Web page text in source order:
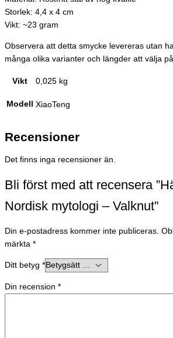
Storlek: 4,4 x 4 cm
Vikt: ~23 gram
Observera att detta smycke levereras utan
många olika varianter och längder att välja
Vikt 0,025 kg
Modell XiaoTeng
Recensioner
Det finns inga recensioner än.
Bli först med att recensera
Nordisk mytologi – Valknut”
Din e-postadress kommer inte publiceras.
märkta *
Ditt betyg *
Din recension *